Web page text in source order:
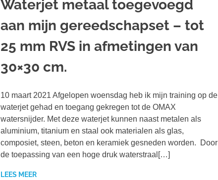
Waterjet metaal toegevoegd
aan mijn gereedschapset – tot
25 mm RVS in afmetingen van
30×30 cm.
10 maart 2021 Afgelopen woensdag heb ik mijn training op de
waterjet gehad en toegang gekregen tot de OMAX
watersnijder. Met deze waterjet kunnen naast metalen als
aluminium, titanium en staal ook materialen als glas,
composiet, steen, beton en keramiek gesneden worden. Door
de toepassing van een hoge druk waterstraal[…]
LEES MEER